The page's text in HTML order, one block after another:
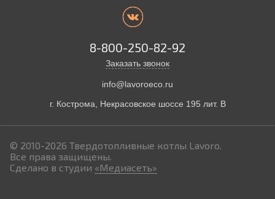
8-800-250-82-92
Заказать звонок
info@lavoroeco.ru
г. Кострома, Некрасовское шоссе 195 лит. В
© 2010-2026 Твердотопливные котлы Lavoro.
Все права защищены.
Сделано в студии «Медиасеть»